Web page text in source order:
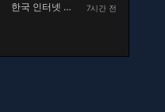
한국 인터넷 검열 근황.jpg 7시간 전